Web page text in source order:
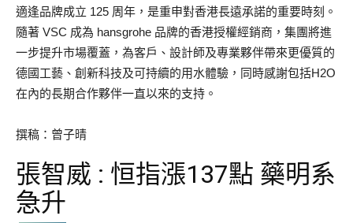
適逢品牌成立 125 周年，是重申對香港長遠承諾的重要時刻。
隨著 VSC 成為 hansgrohe 品牌的香港授權經銷商，集團將進
一步提升市場覆蓋，為客戶、設計師及專業夥伴帶來更優質的
德國工藝、創新科技及可持續的用水體驗，同時感謝包括H2O
在內的長期合作夥伴一直以來的支持。
撰稿：曾子晴
張智威 : 恒指漲137點 藥明系
急升